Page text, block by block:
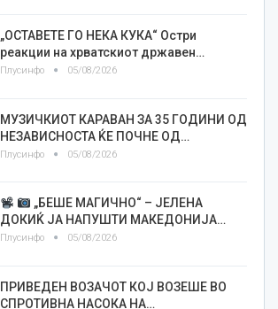
„ОСТАВЕТЕ ГО НЕКА КУКА“ Остри
реакции на хрватскиот државен…
Плусинфо 05/08/2026
МУЗИЧКИОТ КАРАВАН ЗА 35 ГОДИНИ ОД
НЕЗАВИСНОСТА ЌЕ ПОЧНЕ ОД…
Плусинфо 05/08/2026
„БЕШЕ МАГИЧНО“ – ЈЕЛЕНА
ДОКИЌ ЈА НАПУШТИ МАКЕДОНИЈА…
Плусинфо 05/08/2026
ПРИВЕДЕН ВОЗАЧОТ КОЈ ВОЗЕШЕ ВО
СПРОТИВНА НАСОКА НА…